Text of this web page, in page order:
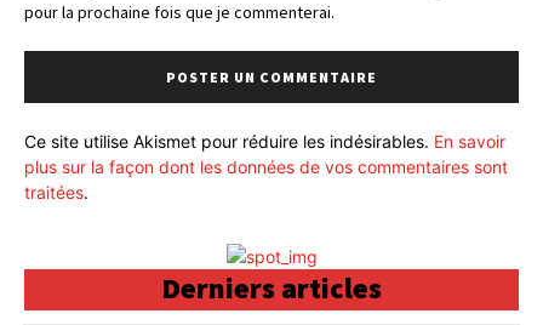
pour la prochaine fois que je commenterai.
Ce site utilise Akismet pour réduire les indésirables. En savoir
plus sur la façon dont les données de vos commentaires sont
traitées.
Derniers articles